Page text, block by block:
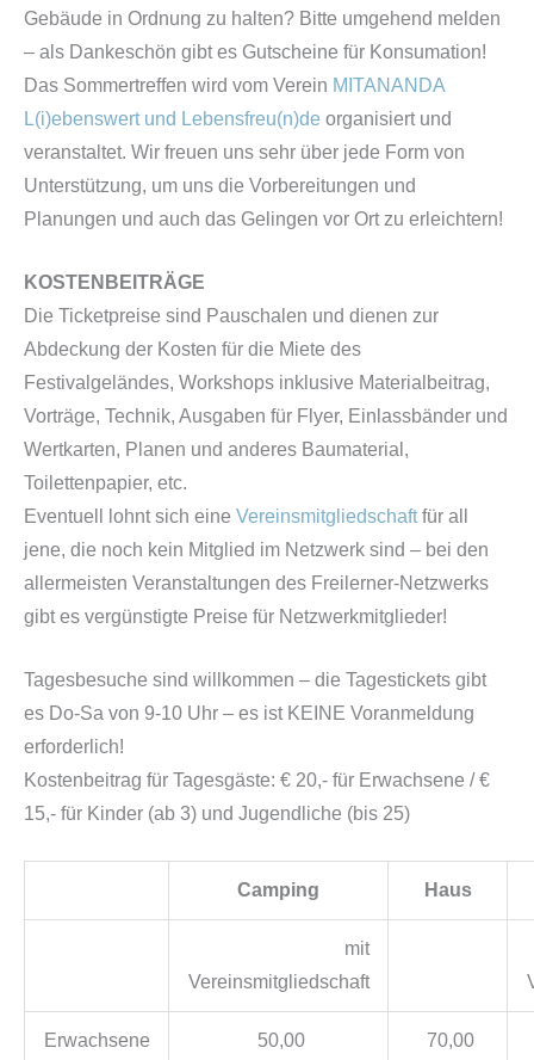
Gebäude in Ordnung zu halten? Bitte umgehend melden
– als Dankeschön gibt es Gutscheine für Konsumation!
Das Sommertreffen wird vom Verein MITANANDA
L(i)ebenswert und Lebensfreu(n)de organisiert und
veranstaltet. Wir freuen uns sehr über jede Form von
Unterstützung, um uns die Vorbereitungen und
Planungen und auch das Gelingen vor Ort zu erleichtern!
KOSTENBEITRÄGE
Die Ticketpreise sind Pauschalen und dienen zur
Abdeckung der Kosten für die Miete des
Festivalgeländes, Workshops inklusive Materialbeitrag,
Vorträge, Technik, Ausgaben für Flyer, Einlassbänder und
Wertkarten, Planen und anderes Baumaterial,
Toilettenpapier, etc.
Eventuell lohnt sich eine Vereinsmitgliedschaftfür all
jene, die noch kein Mitglied im Netzwerk sind – bei den
allermeisten Veranstaltungen des Freilerner-Netzwerks
gibt es vergünstigte Preise für Netzwerkmitglieder!
Tagesbesuche sind willkommen – die Tagestickets gibt
es Do-Sa von 9-10 Uhr – es ist KEINE Voranmeldung
erforderlich!
Kostenbeitrag für Tagesgäste: € 20,- für Erwachsene / €
15,- für Kinder (ab 3) und Jugendliche (bis 25)
Camping Haus
mit
Vereinsmitgliedschaft
Erwachsene 50,00 70,00